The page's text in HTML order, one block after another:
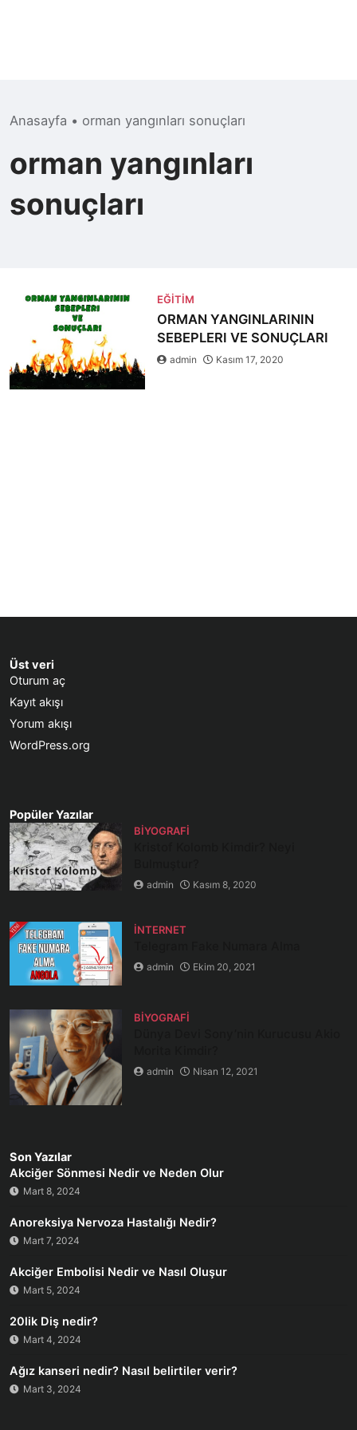
Anasayfa • orman yangınları sonuçları
orman yangınları
sonuçları
EĞITIM
ORMAN YANGINLARININ
SEBEPLERI VE SONUÇLARI
admin Kasım 17, 2020
Üst veri
Oturum aç
Kayıt akışı
Yorum akışı
WordPress.org
Popüler Yazılar
BIYOGRAFI
admin Kasım 8, 2020
İNTERNET
admin Ekim 20, 2021
BIYOGRAFI
admin Nisan 12, 2021
Son Yazılar
Akciğer Sönmesi Nedir ve Neden Olur
Mart 8, 2024
Anoreksiya Nervoza Hastalığı Nedir?
Mart 7, 2024
Akciğer Embolisi Nedir ve Nasıl Oluşur
Mart 5, 2024
20lik Diş nedir?
Mart 4, 2024
Ağız kanseri nedir? Nasıl belirtiler verir?
Mart 3, 2024